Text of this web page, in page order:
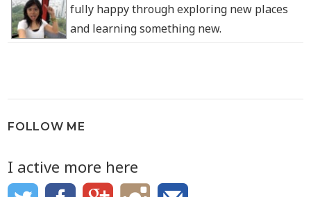
fully happy through exploring new places
and learning something new.
FOLLOW ME
I active more here